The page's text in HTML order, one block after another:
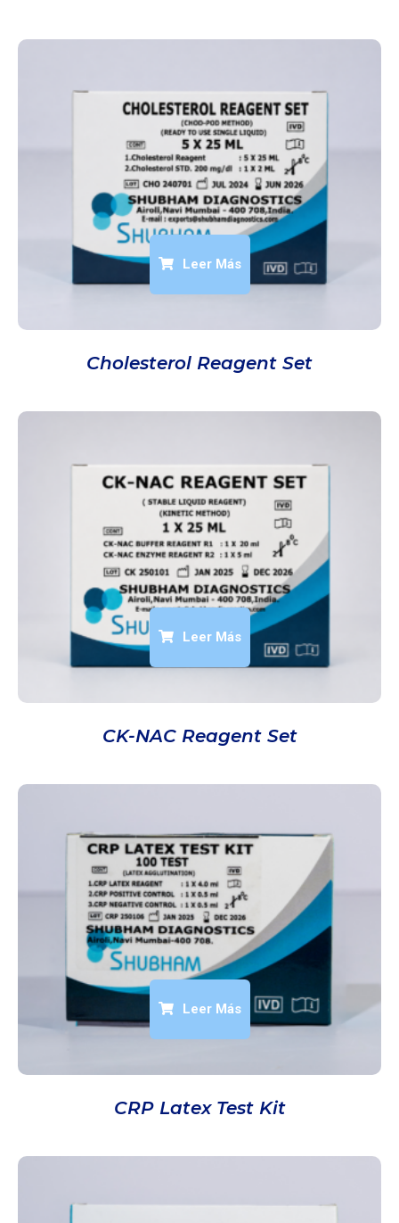
Leer Más
Cholesterol Reagent Set
Leer Más
CK-NAC Reagent Set
Leer Más
CRP Latex Test Kit